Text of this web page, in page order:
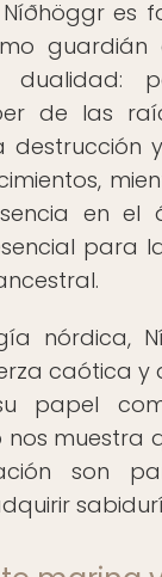
es
guardián
dualidad:
de las
destrucción
en el
para
nórdica,
caótica y
papel
nos muestra
son